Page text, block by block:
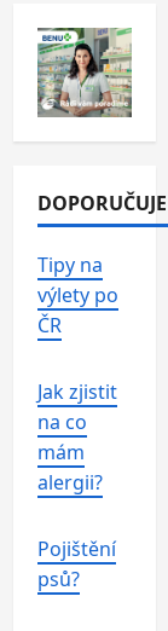
Tipy na
výlety po
ČR
Jak zjistit
na co
mám
alergii?
Pojištění
psů?